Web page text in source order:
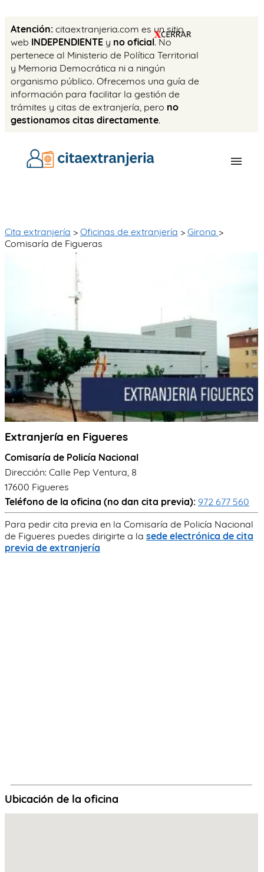
Atención: citaextranjeria.com es un sitio
web INDEPENDIENTE y no oficial. No
pertenece al Ministerio de Política Territorial
y Memoria Democrática ni a ningún
organismo público. Ofrecemos una guía de
información para facilitar la gestión de
trámites y citas de extranjería, pero no
gestionamos citas directamente.
TASAS
Cita extranjería > Oficinas de extranjería > Girona >
Comisaría de Figueras
Extranjería en Figueres
Comisaría de Policía Nacional
Dirección: Calle Pep Ventura, 8
17600 Figueres
Teléfono de la oficina (no dan cita previa): 972 677 560
Para pedir cita previa en la Comisaría de Policía Nacional
de Figueres puedes dirigirte a la sede electrónica de cita
previa de extranjería
Ubicación de la oficina